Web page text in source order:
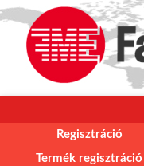
Regisztráció
Termék regisztráció